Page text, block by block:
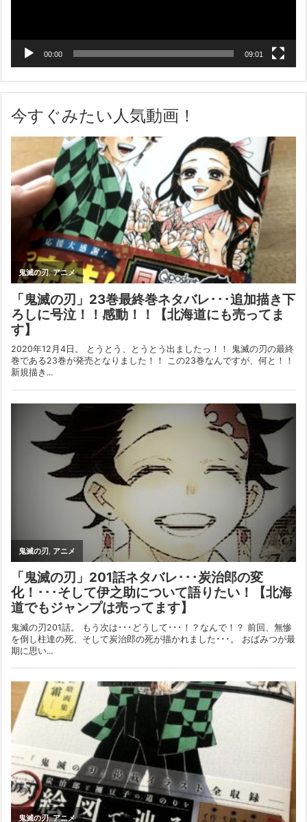
00:00 09:01
今すぐみたい人気動画！